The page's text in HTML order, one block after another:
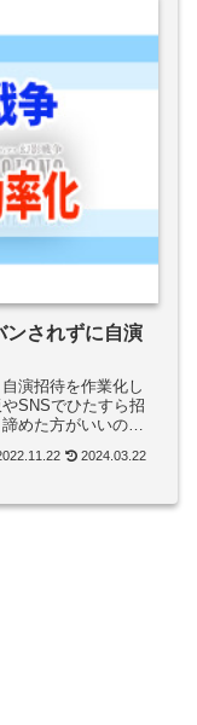
ンされずに自演
演招待を作業化し
SNSでひたすら招
めた方がいいの
2024.03.22